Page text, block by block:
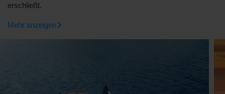
erschließt.
Mehr anzeigen